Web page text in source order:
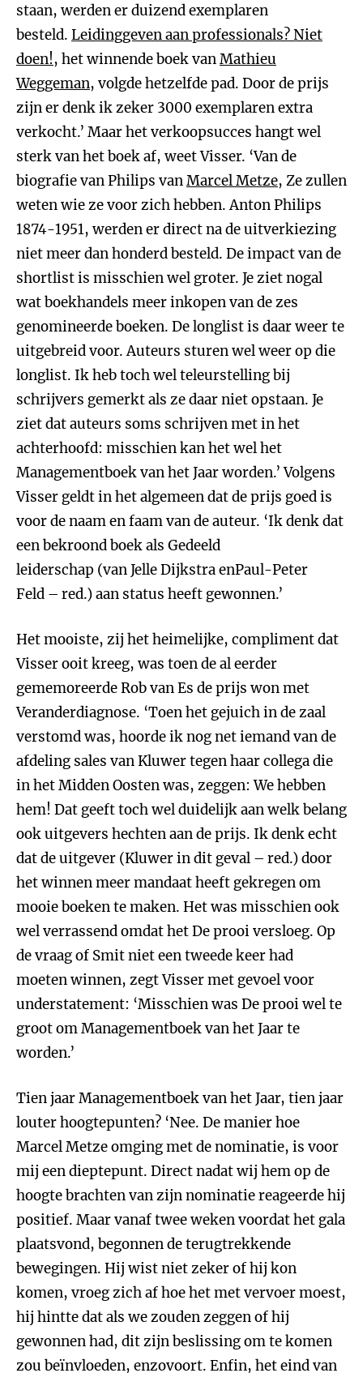
staan, werden er duizend exemplaren
besteld. Leidinggeven aan professionals? Niet
doen!, het winnende boek vanMathieu
Weggeman, volgde hetzelfde pad. Door de prijs
zijn er denk ik zeker 3000 exemplaren extra
verkocht.’ Maar het verkoopsucces hangt wel
sterk van het boek af, weet Visser. ‘Van de
biografie van Philips vanMarcel Metze, Ze zullen
weten wie ze voor zich hebben. Anton Philips
1874-1951, werden er direct na de uitverkiezing
niet meer dan honderd besteld. De impact van de
shortlist is misschien wel groter. Je ziet nogal
wat boekhandels meer inkopen van de zes
genomineerde boeken. De longlist is daar weer te
uitgebreid voor. Auteurs sturen wel weer op die
longlist. Ik heb toch wel teleurstelling bij
schrijvers gemerkt als ze daar niet opstaan. Je
ziet dat auteurs soms schrijven met in het
achterhoofd: misschien kan het wel het
Managementboek van het Jaar worden.’ Volgens
Visser geldt in het algemeen dat de prijs goed is
voor de naam en faam van de auteur. ‘Ik denk dat
een bekroond boek als Gedeeld
leiderschap (van Jelle Dijkstra enPaul-Peter
Feld – red.) aan status heeft gewonnen.’
Het mooiste, zij het heimelijke, compliment dat
Visser ooit kreeg, was toen de al eerder
gememoreerde Rob van Es de prijs won met
Veranderdiagnose. ‘Toen het gejuich in de zaal
verstomd was, hoorde ik nog net iemand van de
afdeling sales van Kluwer tegen haar collega die
in het Midden Oosten was, zeggen: We hebben
hem! Dat geeft toch wel duidelijk aan welk belang
ook uitgevers hechten aan de prijs. Ik denk echt
dat de uitgever (Kluwer in dit geval – red.) door
het winnen meer mandaat heeft gekregen om
mooie boeken te maken. Het was misschien ook
wel verrassend omdat het De prooi versloeg. Op
de vraag of Smit niet een tweede keer had
moeten winnen, zegt Visser met gevoel voor
understatement: ‘Misschien was De prooi wel te
groot om Managementboek van het Jaar te
worden.’
Tien jaar Managementboek van het Jaar, tien jaar
louter hoogtepunten? ‘Nee. De manier hoe
Marcel Metze omging met de nominatie, is voor
mij een dieptepunt. Direct nadat wij hem op de
hoogte brachten van zijn nominatie reageerde hij
positief. Maar vanaf twee weken voordat het gala
plaatsvond, begonnen de terugtrekkende
bewegingen. Hij wist niet zeker of hij kon
komen, vroeg zich af hoe het met vervoer moest,
hij hintte dat als we zouden zeggen of hij
gewonnen had, dit zijn beslissing om te komen
zou beïnvloeden, enzovoort. Enfin, het eind van